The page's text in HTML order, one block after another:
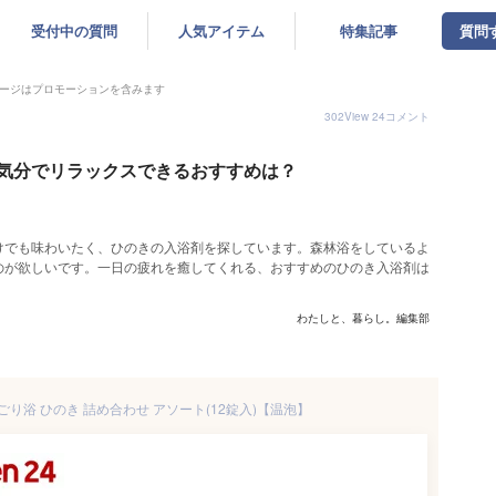
受付中の質問 人気アイテム 特集記事 質問
ジはプロモーションを含みます
302View 24コメント
分でリラックスできるおすすめは？
も味わいたく、ひのきの入浴剤を探しています。森林浴をしているよ
欲しいです。一日の疲れを癒してくれる、おすすめのひのき入浴剤は
わたしと、暮らし。編集部
り浴 ひのき 詰め合わせ アソート(12錠入)【温泡】